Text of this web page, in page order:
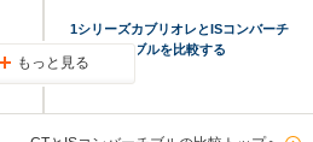
1シリーズカブリオレとISコンバーチ
ブルを比較する
もっと見る